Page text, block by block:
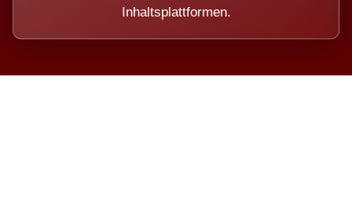
Inhaltsplattformen.